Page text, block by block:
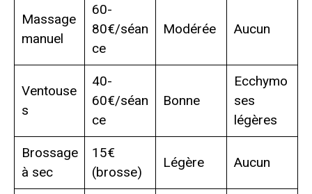
Massage
manuel
60-
80€/séan
ce
Modérée Aucun
Ventouse
s
40-
60€/séan
ce
Bonne
Ecchymo
ses
légères
Brossage
à sec
15€
(brosse)
Légère Aucun